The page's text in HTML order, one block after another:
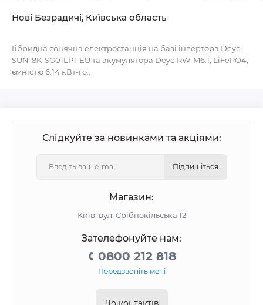
Нові Безрадичі, Київська область
Гібридна сонячна електростанція на базі інвертора Deye
SUN-8K-SG01LP1-EU та акумулятора Deye RW-M6.1, LiFePO4,
ємністю 6.14 кВт-го..
Слідкуйте за новинками та акціями:
Підпишіться
Магазин:
Київ, вул. Срібнокільська 12
Зателефонуйте нам:
0800 212 818
Передзвоніть мені